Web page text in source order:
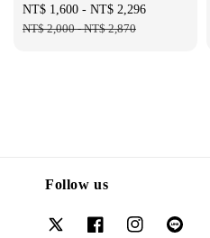
Sale
price
NT$ 1,600 - NT$ 2,296
NT$ 2,000-NT$ 2,870
Follow us